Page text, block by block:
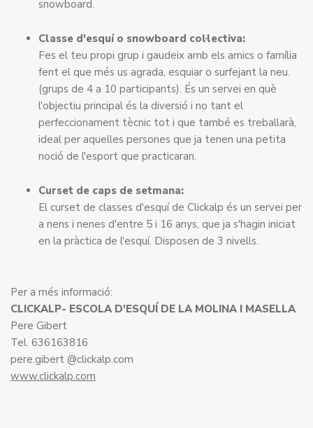
snowboard.
Classe d'esquí o snowboard col·lectiva:
Fes el teu propi grup i gaudeix amb els amics o família
fent el que més us agrada, esquiar o surfejant la neu.
(grups de 4 a 10 participants). És un servei en què
l'objectiu principal és la diversió i no tant el
perfeccionament tècnic tot i que també es treballarà,
ideal per aquelles persones que ja tenen una petita
noció de l'esport que practicaran.
Curset de caps de setmana:
El curset de classes d'esquí de Clickalp és un servei per
a nens i nenes d'entre 5 i 16 anys, que ja s'hagin iniciat
en la pràctica de l'esquí. Disposen de 3 nivells.
Per a més informació:
CLICKALP- ESCOLA D'ESQUÍ DE LA MOLINA I MASELLA
Pere Gibert
Tel. 636163816
pere.gibert @clickalp.com
www.clickalp.com